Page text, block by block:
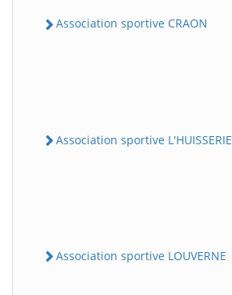
Association sportive CRAON
Association sportive L'HUISSERIE
Association sportive LOUVERNE